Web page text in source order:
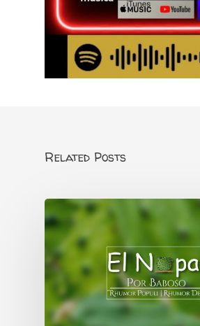
Related Posts